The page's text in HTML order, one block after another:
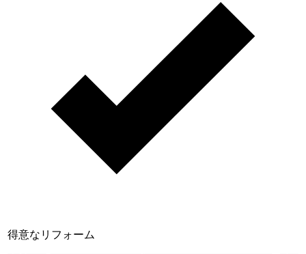
得意なリフォーム